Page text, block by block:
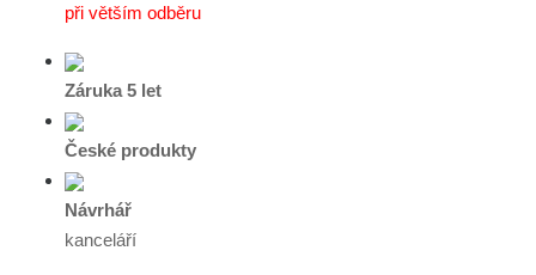
při větším odběru
Záruka 5 let
České produkty
Návrhář
kanceláří